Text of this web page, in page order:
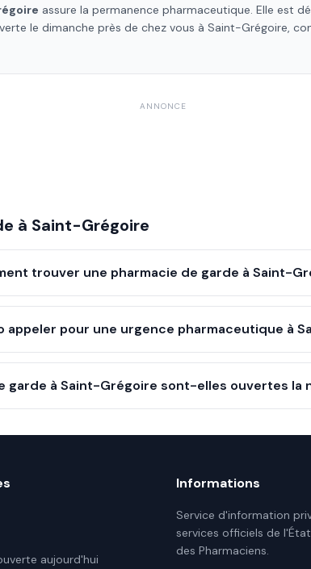
assure la permanence pharmaceutique. Elle est
le dimanche près de chez vous à Saint-Grégoire,
ANNONCE
à Saint-Grégoire
trouver une pharmacie de garde à Saint-
appeler pour une urgence pharmaceutique à
garde à Saint-Grégoire sont-elles ouvertes la
aujourd'hui
Informations
Service d'information
services officiels de
des Pharmaciens.